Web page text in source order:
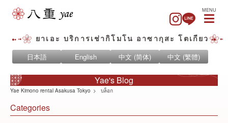
ยาเอะ บริการเช่ากิโมโน อาซากุสะ โตเกียว
日本語 English 中文 (简体) 中文 (繁體)
MENU
Yae's Blog
Yae Kimono rental Asakusa Tokyo บล็อก
Categories